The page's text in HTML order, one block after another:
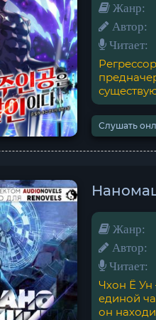
Жанр:
Автор:
Читает:
Слушать
Жанр:
Автор:
Читает:
Чхон Ё
единой
он